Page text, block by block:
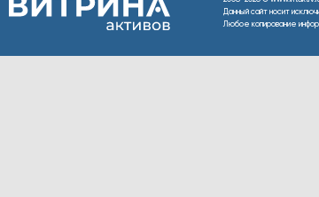
Данный сайт носит
Любое копирование